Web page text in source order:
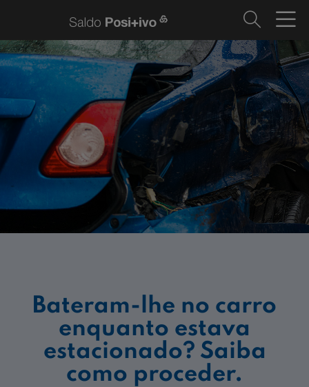
Bateram-lhe no carro
enquanto estava
estacionado? Saiba
como proceder.